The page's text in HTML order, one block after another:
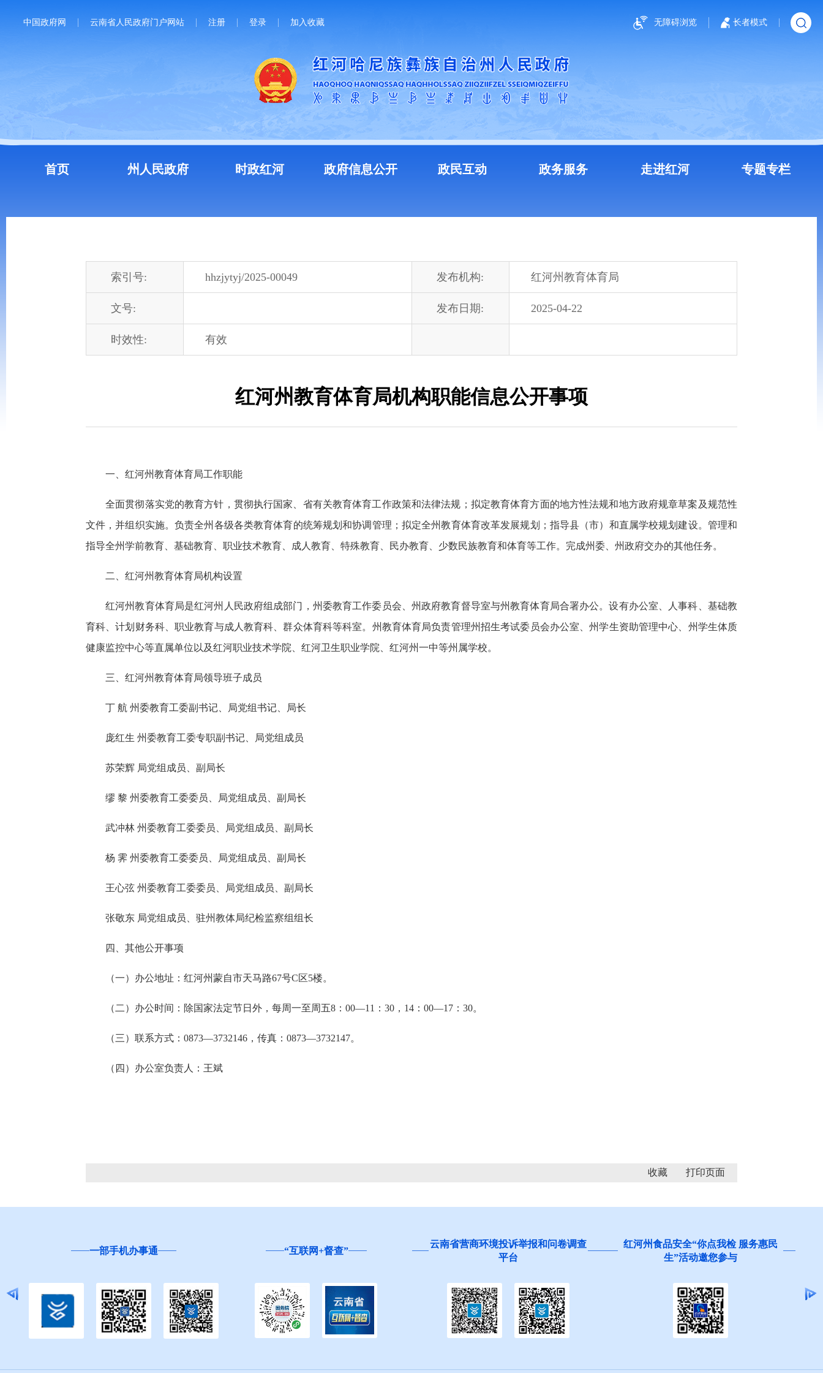
中国政府网 云南省人民政府门户网站 注册 登录 加入收藏 无障碍浏览 长者模式
首页 州人民政府 时政红河 政府信息公开 政民互动 政务服务 走进红河 专题专栏
索引号: hhzjytyj/2025-00049 发布机构: 红河州教育体育局
文号: 发布日期: 2025-04-22
时效性: 有效
红河州教育体育局机构职能信息公开事项
一、红河州教育体育局工作职能
全面贯彻落实党的教育方针，贯彻执行国家、省有关教育体育工作政策和法律法规；拟定教育体育方面的地方性法规和地方政府规章草案及规范性
文件，并组织实施。负责全州各级各类教育体育的统筹规划和协调管理；拟定全州教育体育改革发展规划；指导县（市）和直属学校规划建设。管理和
指导全州学前教育、基础教育、职业技术教育、成人教育、特殊教育、民办教育、少数民族教育和体育等工作。完成州委、州政府交办的其他任务。
二、红河州教育体育局机构设置
红河州教育体育局是红河州人民政府组成部门，州委教育工作委员会、州政府教育督导室与州教育体育局合署办公。设有办公室、人事科、基础教
育科、计划财务科、职业教育与成人教育科、群众体育科等科室。州教育体育局负责管理州招生考试委员会办公室、州学生资助管理中心、州学生体质
健康监控中心等直属单位以及红河职业技术学院、红河卫生职业学院、红河州一中等州属学校。
三、红河州教育体育局领导班子成员
丁 航 州委教育工委副书记、局党组书记、局长
庞红生 州委教育工委专职副书记、局党组成员
苏荣辉 局党组成员、副局长
缪 黎 州委教育工委委员、局党组成员、副局长
武冲林 州委教育工委委员、局党组成员、副局长
杨 霁 州委教育工委委员、局党组成员、副局长
王心弦 州委教育工委委员、局党组成员、副局长
张敬东 局党组成员、驻州教体局纪检监察组组长
四、其他公开事项
（一）办公地址：红河州蒙自市天马路67号C区5楼。
（二）办公时间：除国家法定节日外，每周一至周五8：00—11：30，14：00—17：30。
（三）联系方式：0873—3732146，传真：0873—3732147。
（四）办公室负责人：王斌
收藏
一部手机办事通 “互联网+督查”
云南省营商环境投诉举报和问卷调查
平台
红河州食品安全“你点我检 服务惠民
生”活动邀您参与